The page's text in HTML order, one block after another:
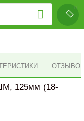
ОТЗЫВОВ
125мм (18-